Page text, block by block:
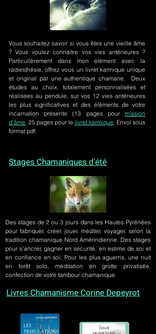
Vous souhaitez savoir si vous êtes une vieille âme
? Vous voulez connaitre vos vies antérieures ?
Particulièrement dans mon élément avec la
radiesthésie, offrez vous un livret karmique unique
et original par une authentique chamane. Deux
études au choix, totalement personnalisées et
réalisées au pendule, survos 12 vies antérieures
les plus significatives et des éléments de votre
incarnation présente
(13 pages pour
mission
d'âme, 25 pages pour le livret karmique . Envoi sous
format pdf.
Stages Chamaniques d'été
Des stages de 2 ou 3 jours dans les Hautes Pyrénées
pour fabriquer, créer, jouer, méditer, voyager, selon la
tradition chamanique Nord Amérindienne. Des stages
pour s'ancrer, gagner en sécurité, en estime de soi et
en confiance en soi; Pour les plus aguerris, une nuit
en forêt solo, méditation en grotte privatisée,
confection de votre tambour chamanique.
Livres Chamanisme Corine Depeyrot